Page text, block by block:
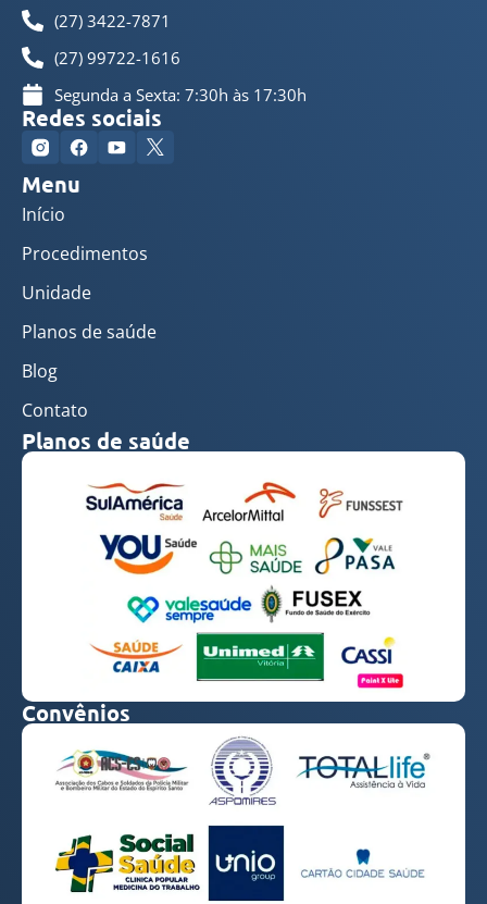
(27) 3422-7871
(27) 99722-1616
Segunda a Sexta: 7:30h às 17:30h
Redes sociais
Menu
Início
Procedimentos
Unidade
Planos de saúde
Blog
Contato
Planos de saúde
Convênios